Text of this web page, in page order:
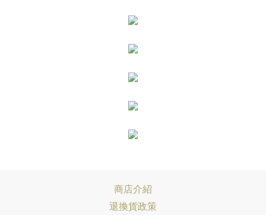
商店介紹
退換貨政策